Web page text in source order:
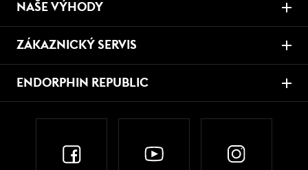
NAŠE VÝHODY
ZÁKAZNICKÝ SERVIS
ENDORPHIN REPUBLIC